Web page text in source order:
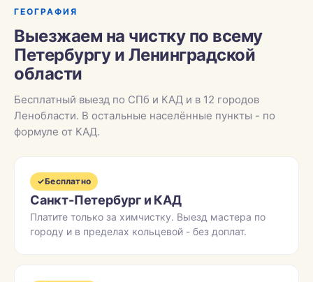
ГЕОГРАФИЯ
Выезжаем на чистку по всему
Петербургу и Ленинградской
области
Бесплатный выезд по СПб и КАД и в 12 городов
Ленобласти. В остальные населённые пункты - по
формуле от КАД.
✓Бесплатно
Санкт-Петербург и КАД
Платите только за химчистку. Выезд мастера по
городу и в пределах кольцевой - без доплат.